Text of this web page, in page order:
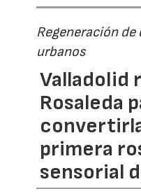
Regeneración
urbanos
Valladolid
Rosaleda
primera
sensorial